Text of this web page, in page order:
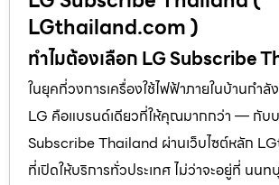
LGthailand.com )
ทำไมต้องเลือก LG Subscribe
ในยุคที่วงการเครื่องใช้ไฟฟ้าภายในบ้านกำลัง
LG คือแบรนด์เดียวที่ให้คุณมากกว่า — กับ
Subscribe Thailand ผ่านเว็บไซต์หลัก
ที่เปิดให้บริการทั่วประเทศ ไม่ว่าจะอยู่ที่ นนท